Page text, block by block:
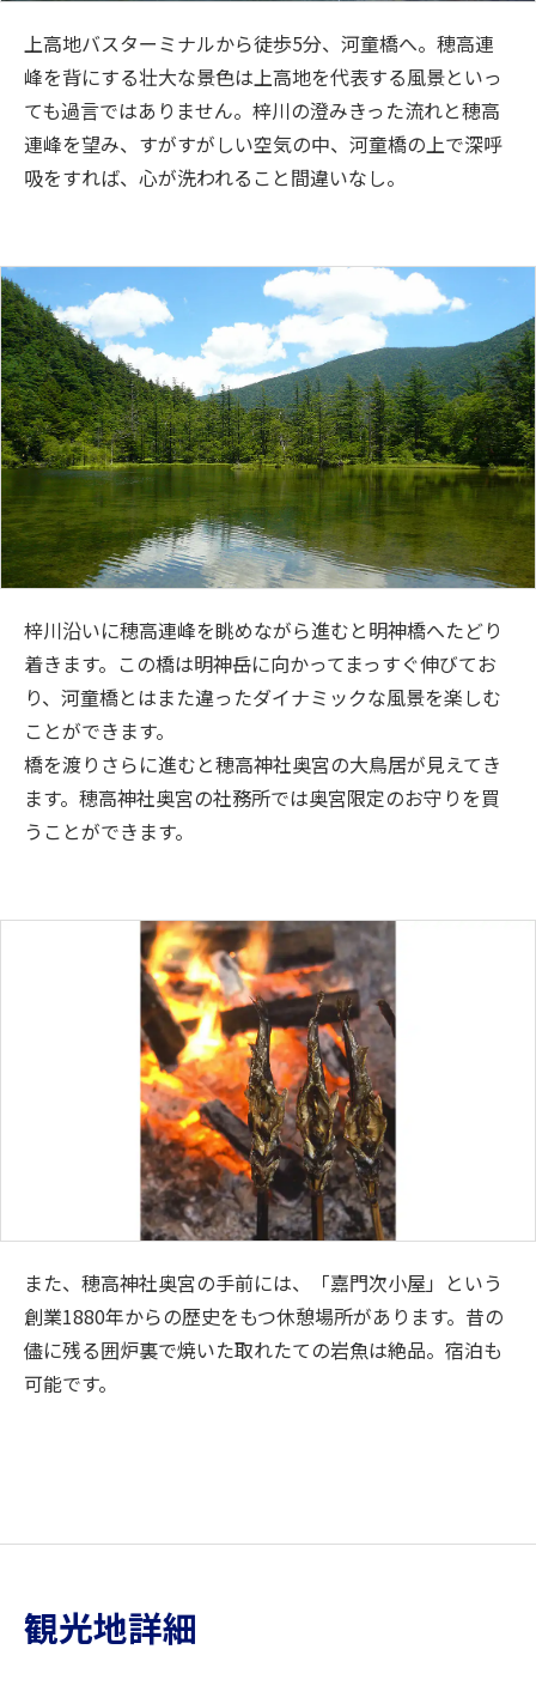
上高地バスターミナルから徒歩5分、河童橋へ。穂高連
峰を背にする壮大な景色は上高地を代表する風景といっ
ても過言ではありません。梓川の澄みきった流れと穂高
連峰を望み、すがすがしい空気の中、河童橋の上で深呼
吸をすれば、心が洗われること間違いなし。
梓川沿いに穂高連峰を眺めながら進むと明神橋へたどり
着きます。この橋は明神岳に向かってまっすぐ伸びてお
り、河童橋とはまた違ったダイナミックな風景を楽しむ
ことができます。
橋を渡りさらに進むと穂高神社奥宮の大鳥居が見えてき
ます。穂高神社奥宮の社務所では奥宮限定のお守りを買
うことができます。
また、穂高神社奥宮の手前には、「嘉門次小屋」という
創業1880年からの歴史をもつ休憩場所があります。昔の
儘に残る囲炉裏で焼いた取れたての岩魚は絶品。宿泊も
可能です。
観光地詳細